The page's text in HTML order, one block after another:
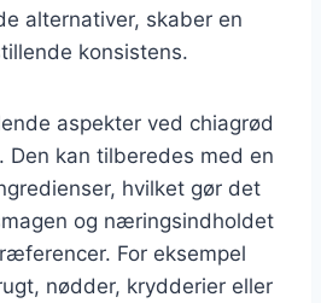
alternativer, skaber en
konsistens.
aspekter ved chiagrød
Den kan tilberedes med en
hvilket gør det
og næringsindholdet
For eksempel
nødder, krydderier eller